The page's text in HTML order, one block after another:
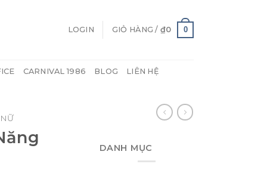
LOGIN GIỎ HÀNG / ₫0 0
CARNIVAL 1986 BLOG LIÊN HỆ
DANH MỤC